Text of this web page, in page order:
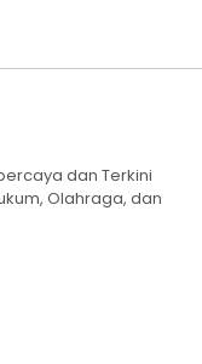
dan Terkini
Olahraga, dan